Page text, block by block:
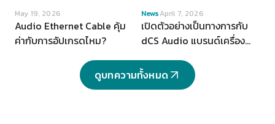
May 19, 2026
Audio Ethernet Cable คุ้ม
ค่ากับการอัปเกรดไหม?
VIEW
NewsApril 7, 2026
เปิดตัวอย่างเป็นทางการกับ
dCS Audio แบรนด์เครื่อง
ราชอาณาจักร
ดูบทความทั้งหมด